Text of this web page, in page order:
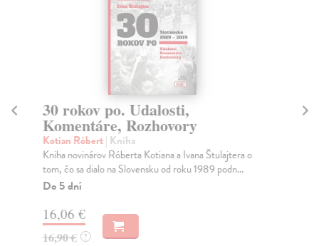
30 rokov po. Udalosti,
Komentáre, Rozhovory
Kotian Róbert| Kniha
Kniha novinárov Róberta Kotiana a Ivana Štulajtera o
tom, čo sa dialo na Slovensku od roku 1989 podn...
Do 5 dní
16,06 €
16,90 € ?